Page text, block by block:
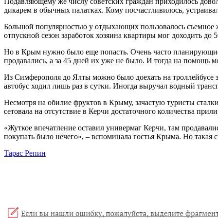
дикарем в обычных палатках. Кому посчастливилось,
Большой популярностью у отдыхающих пользовалось съемное
отпускной сезон заработок хозяина квартиры мог доходить до
Но в Крым нужно было еще попасть. Очень часто планирующие
продавались, а за 45 дней их уже не было. И тогда на помощь
Из Симферополя до Ялты можно было доехать на
автобус ходил лишь раз в сутки. Иногда выручал водный
Несмотря на обилие фруктов в Крыму, зачастую туристы
сетовала на отсутствие в Керчи достаточного количества
«Жуткое впечатление оставил универмаг Керчи, там
покупать было нечего», – вспоминала гостья Крыма. Но
Тарас Репин